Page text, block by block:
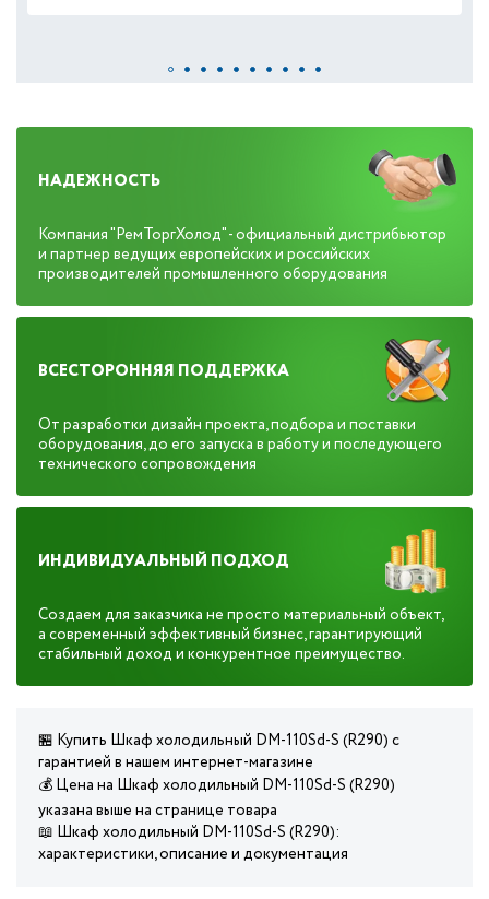
НАДЕЖНОСТЬ
Компания "РемТоргХолод" - официальный дистрибьютор
и партнер ведущих европейских и российских
производителей промышленного оборудования
ВСЕСТОРОННЯЯ ПОДДЕРЖКА
От разработки дизайн проекта, подбора и поставки
оборудования, до его запуска в работу и последующего
технического сопровождения
ИНДИВИДУАЛЬНЫЙ ПОДХОД
Создаем для заказчика не просто материальный объект,
а современный эффективный бизнес, гарантирующий
стабильный доход и конкурентное преимущество.
🏪 Купить Шкаф холодильный DM-110Sd-S (R290) с
гарантией в нашем интернет-магазине
💰 Цена на Шкаф холодильный DM-110Sd-S (R290)
указана выше на странице товара
📖 Шкаф холодильный DM-110Sd-S (R290):
характеристики, описание и документация